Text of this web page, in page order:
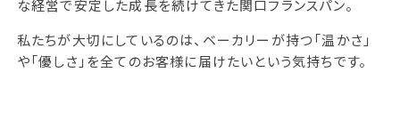
な経営で安定した成長を続けてきた関口フランスパン。
私たちが大切にしているのは、ベーカリーが持つ「温かさ」
や「優しさ」を全てのお客様に届けたいという気持ちです。